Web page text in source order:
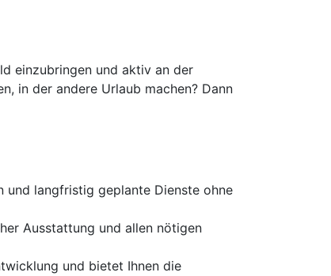
einzubringen und aktiv an der
in der andere Urlaub machen? Dann
und langfristig geplante Dienste ohne
Ausstattung und allen nötigen
und bietet Ihnen die